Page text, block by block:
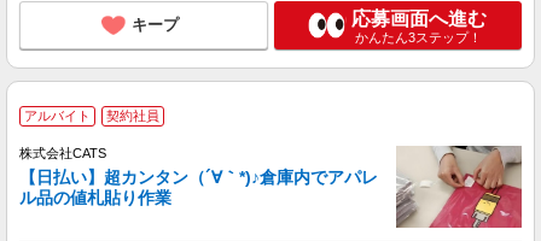
キープ 応募画面へ進む
かんたん3ステップ！
アルバイト 契約社員
株式会社CATS
【日払い】超カンタン（´∀｀*)♪倉庫内でアパレ
ル品の値札貼り作業